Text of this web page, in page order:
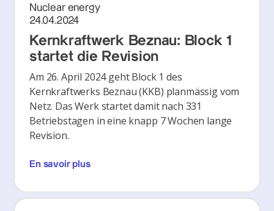
Nuclear energy
24.04.2024
Kernkraftwerk Beznau: Block 1
startet die Revision
Am 26. April 2024 geht Block 1 des
Kernkraftwerks Beznau (KKB) planmässig vom
Netz. Das Werk startet damit nach 331
Betriebstagen in eine knapp 7 Wochen lange
Revision.
En savoir plus